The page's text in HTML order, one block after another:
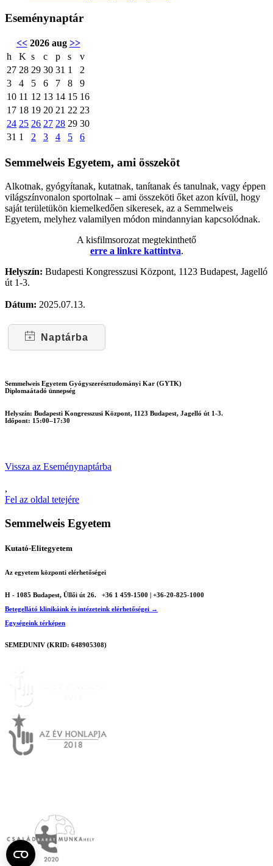
Eseménynaptár
<<2026 aug >>
h
K s c p s
v
27 28 29 30 31 1
2
3
4 5 6 7 8
9
10 11 12 13 14 15 16
17 18 19 20 21 22 23
24 25 26 27 28 29 30
31 1 2 3 4 5 6
Semmelweis Egyetem, ami összeköt
Alkotnak, gyógyítanak, kutatnak, tanítanak és tanulnak, vagy éppen
világszínvonalon sportolnak – ami összeköti őket azon kívül, hogy
saját területükön kiemelkedően sikeresek, az a Semmelweis
Egyetem, melyhez valamilyen módon mindannyian kapcsolódnak.
A kisfilmsorozat megtekinthető
erre a linkre kattintva.
Helyszín: Budapesti Kongresszusi Központ, 1123 Budapest, Jagelló
út 1-3.
Dátum: 2025.07.13.
Naptárba
Semmelweis Egyetem Gyógyszerésztudományi Kar (GYTK)
Diplomaátadó ünnepség
Helyszín: Budapesti Kongresszusi Központ, 1123 Budapest, Jagelló út 1-3.
Időpont: 15:00–17:30
Vissza az Eseménynaptárba
,
Fel az oldal tetejére
Semmelweis Egyetem
Kutató-Elitegyetem
Az egyetem központi elérhetőségei
H - 1085 Budapest, Üllői út 26.
+36 1 459-1500 | +36-20-825-1000
Betegellátó klinikáink és intézeteink elérhetőségei →
Egységeink térképen
SEMEDUNIV (KRID: 648905308)